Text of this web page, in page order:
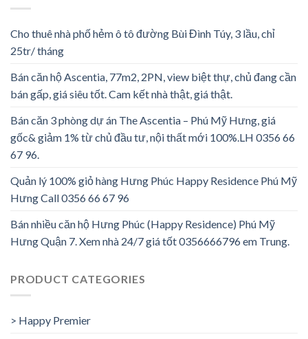
Cho thuê nhà phố hẻm ô tô đường Bùi Đình Túy, 3 lầu, chỉ
25tr/ tháng
Bán căn hộ Ascentia, 77m2, 2PN, view biệt thự, chủ đang cần
bán gấp, giá siêu tốt. Cam kết nhà thật, giá thật.
Bán căn 3 phòng dự án The Ascentia – Phú Mỹ Hưng, giá
gốc& giảm 1% từ chủ đầu tư, nội thất mới 100%.LH 0356 66
67 96.
Quản lý 100% giỏ hàng Hưng Phúc Happy Residence Phú Mỹ
Hưng Call 0356 66 67 96
Bán nhiều căn hộ Hưng Phúc (Happy Residence) Phú Mỹ
Hưng Quận 7. Xem nhà 24/7 giá tốt 0356666796 em Trung.
PRODUCT CATEGORIES
> Happy Premier